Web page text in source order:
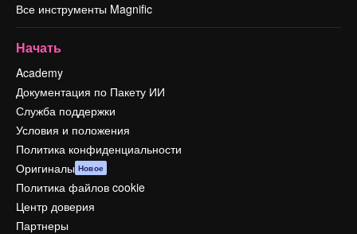
Все инструменты Magnific
Начать
Academy
Документация по Пакету ИИ
Служба поддержки
Условия и положения
Политика конфиденциальности
Оригиналы Новое
Политика файлов cookie
Центр доверия
Партнеры